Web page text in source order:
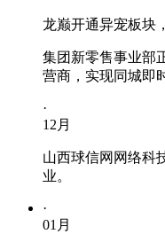
龙巅开通异宠板块
集团新零售事业部
营商，实现同城即
·
12 月
山西球信网网络科
业。
·
01 月